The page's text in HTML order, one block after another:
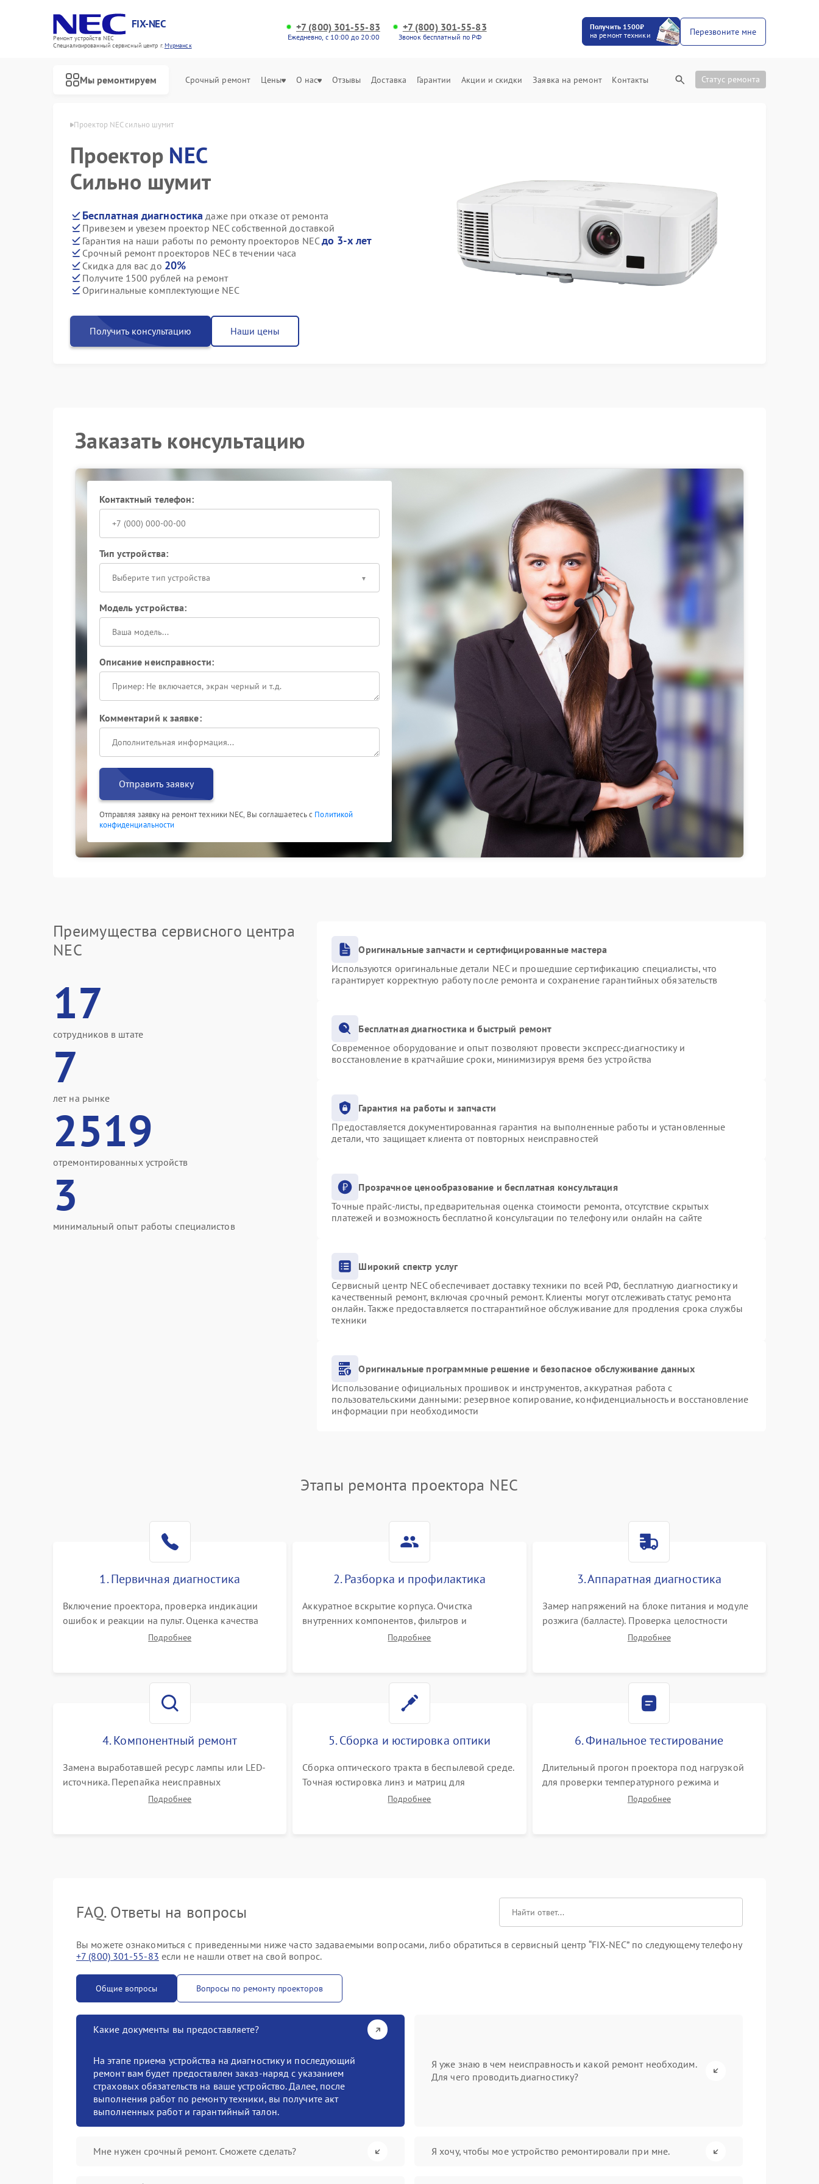
FIX-NEC
Ремонт устройств NEC
Специализированный cервисный центр г.Мурманск
+7 (800) 301-55-83
Ежедневно, с 10:00 до 20:00
+7 (800) 301-55-83
Звонок бесплатный по РФ
Получить 1500₽
на ремонт техники
Перезвоните мне
Мы ремонтируем Срочный ремонт Цены О нас Отзывы Доставка Гарантии Акции и скидки Заявка на ремонт Контакты Статус ремонта
NEC в Мурманске Проектор NEC сильно шумит
Проектор NEC
Сильно шумит
Бесплатная диагностика даже при отказе от ремонта
Привезем и увезем проектор NEC собственной доставкой
Гарантия на наши работы по ремонту проекторов NECдо 3-х лет
Срочный ремонт проекторов NEC в течении часа
Скидка для вас до 20%
Получите 1500 рублей на ремонт
Оригинальные комплектующие NEC
Получить консультацию Наши цены
Заказать консультацию
Контактный телефон:
Тип устройства:
Выберите тип устройства
Модель устройства:
Описание неисправности:
Комментарий к заявке:
Отправить заявку
Отправляя заявку на ремонт техники NEC, Вы соглашаетесь с Политикой
конфиденциальности
Преимущества сервисного центра
NEC
17
сотрудников в штате
7
лет на рынке
2519
отремонтированных устройств
3
минимальный опыт работы специалистов
Оригинальные запчасти и сертифицированные мастера
Используются оригинальные детали NEC и прошедшие сертификацию специалисты, что
гарантирует корректную работу после ремонта и сохранение гарантийных обязательств
Бесплатная диагностика и быстрый ремонт
Современное оборудование и опыт позволяют провести экспресс-диагностику и
восстановление в кратчайшие сроки, минимизируя время без устройства
Гарантия на работы и запчасти
Предоставляется документированная гарантия на выполненные работы и установленные
детали, что защищает клиента от повторных неисправностей
Прозрачное ценообразование и бесплатная консультация
Точные прайс-листы, предварительная оценка стоимости ремонта, отсутствие скрытых
платежей и возможность бесплатной консультации по телефону или онлайн на сайте
Широкий спектр услуг
Сервисный центр NEC обеспечивает доставку техники по всей РФ, бесплатную диагностику и
качественный ремонт, включая срочный ремонт. Клиенты могут отслеживать статус ремонта
онлайн. Также предоставляется постгарантийное обслуживание для продления срока службы
техники
Оригинальные программные решение и безопасное обслуживание данных
Использование официальных прошивок и инструментов, аккуратная работа с
пользовательскими данными: резервное копирование, конфиденциальность и восстановление
информации при необходимости
Этапы ремонта проектора NEC
1. Первичная диагностика
Включение проектора, проверка индикации
ошибок и реакции на пульт. Оценка качества
проекции, яркости лампы, наличия артефактов
Подробнее
2. Разборка и профилактика
Аккуратное вскрытие корпуса. Очистка
внутренних компонентов, фильтров и
вентиляторов от накопившейся пыли.
Подробнее
3. Аппаратная диагностика
Замер напряжений на блоке питания и модуле
розжига (балласте). Проверка целостности
цветового колеса (DLP) или поляризаторов (LCD).
Подробнее
4. Компонентный ремонт
Замена выработавшей ресурс лампы или LED-
источника. Перепайка неисправных
компонентов на платах. Замена DMD-чипа при
Подробнее
5. Сборка и юстировка оптики
Сборка оптического тракта в беспылевой среде.
Точная юстировка линз и матриц для
правильного сведения цветов и устранения
Подробнее
6. Финальное тестирование
Длительный прогон проектора под нагрузкой
для проверки температурного режима и
отсутствия перегрева. Оценка фокуса,
Подробнее
FAQ. Ответы на вопросы
Вы можете ознакомиться с приведенными ниже часто задаваемыми вопросами, либо обратиться в сервисный центр “FIX-NEC” по следующему телефону
+7 (800) 301-55-83 если не нашли ответ на свой вопрос.
Общие вопросы Вопросы по ремонту проекторов
Какие документы вы предоставляете?
На этапе приема устройства на диагностику и последующий
ремонт вам будет предоставлен заказ-наряд с указанием
страховых обязательств на ваше устройство. Далее, после
выполнения работ по ремонту техники, вы получите акт
выполненных работ и гарантийный талон.
Я уже знаю в чем неисправность и какой ремонт необходим.
Для чего проводить диагностику?
Мне нужен срочный ремонт. Сможете сделать? Я хочу, чтобы мое устройство ремонтировали при мне.